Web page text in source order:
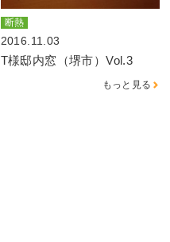
断熱
2016.11.03
T様邸内窓（堺市）Vol.3
もっと見る